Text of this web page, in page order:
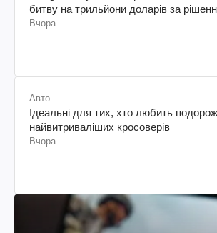
битву на трильйони доларів за
Вчора
Авто
Ідеальні для тих, хто любить
найвитриваліших кросоверів
Вчора